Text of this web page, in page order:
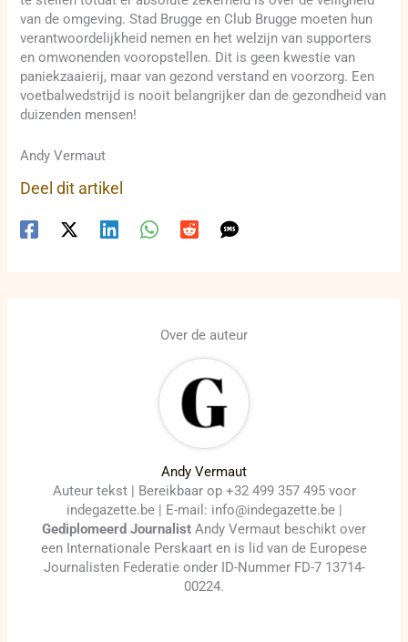
van de omgeving. Stad Brugge en Club Brugge moeten hun
verantwoordelijkheid nemen en het welzijn van supporters
en omwonenden vooropstellen. Dit is geen kwestie van
paniekzaaierij, maar van gezond verstand en voorzorg. Een
voetbalwedstrijd is nooit belangrijker dan de gezondheid van
duizenden mensen!
Andy Vermaut
Deel dit artikel
Over de auteur
Andy Vermaut
Auteur tekst | Bereikbaar op +32 499 357 495 voor
indegazette.be | E-mail: info@indegazette.be |
Gediplomeerd Journalist Andy Vermaut beschikt over
een Internationale Perskaart en is lid van de Europese
Journalisten Federatie onder ID-Nummer FD-7 13714-
00224.